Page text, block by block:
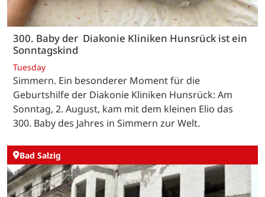
300. Baby der Diakonie Kliniken Hunsrück ist ein
Sonntagskind
Tuesday
Simmern. Ein besonderer Moment für die
Geburtshilfe der Diakonie Kliniken Hunsrück: Am
Sonntag, 2. August, kam mit dem kleinen Elio das
300. Baby des Jahres in Simmern zur Welt.
Bad Salzig